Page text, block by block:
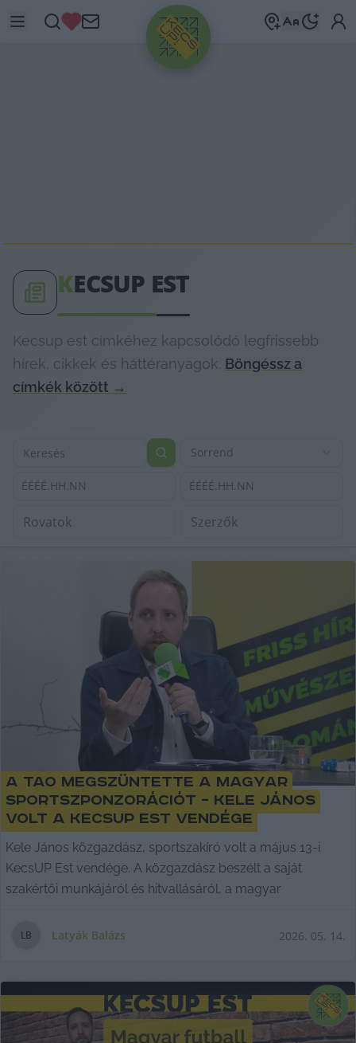
HIRDETÉS
KECSUP EST
Kecsup est címkéhez kapcsolódó legfrissebb
hírek, cikkek és háttéranyagok. Böngéssz a
címkék között →
Sorrend
ÉÉÉÉ.HH.NN ÉÉÉÉ.HH.NN
A tao megszüntette a magyar
sportszponzorációt – Kele János
volt a KecsUP Est vendége
Kele János közgazdász, sportszakíró volt a május 13-i
KecsUP Est vendége. A közgazdász beszélt a saját
szakértői munkájáról és hitvallásáról, a magyar
LB Latyák Balázs 2026. 05. 14.